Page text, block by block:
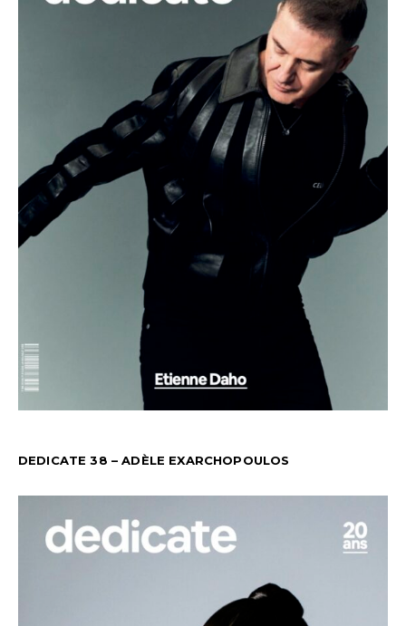
DEDICATE 38 – ADÈLE EXARCHOPOULOS